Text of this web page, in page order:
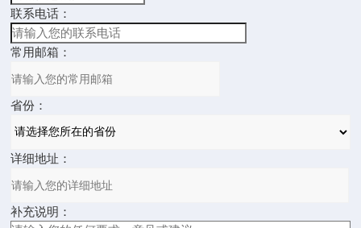
联系电话：
常用邮箱：
省份：
详细地址：
补充说明：